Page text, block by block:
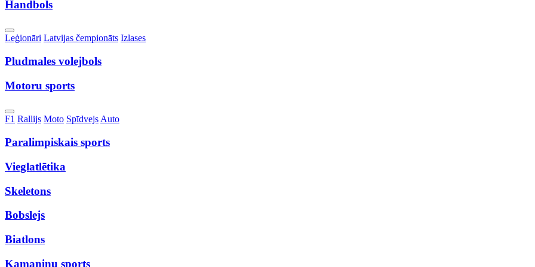
Handbols
Toggle
Dropdown
Leģionāri Latvijas čempionāts Izlases
Pludmales volejbols
Motoru sports
Toggle
Dropdown
F1 Rallijs Moto SpīdvejsAuto
Paralimpiskais sports
Vieglatlētika
Skeletons
Bobslejs
Biatlons
Kamaniņu sports